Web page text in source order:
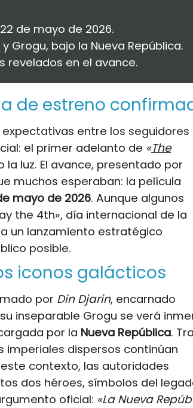
de mayo de 2026.
Grogu, bajo la Nueva República.
revelados en el avance.
de estreno
entre los seguidores
el primer adelanto de «The
la luz. El avance, presentado por
muchos esperaban: la película
mayo de 2026. Aunque algunos
the 4th», día internacional de la
un lanzamiento estratégico
posible.
iconos galácticos
por Din Djarin, encarnado
inseparable Grogu se verá
por la Nueva República.
imperiales dispersos continúan
contexto, las autoridades
dos héroes, símbolos del
oficial: «La Nueva